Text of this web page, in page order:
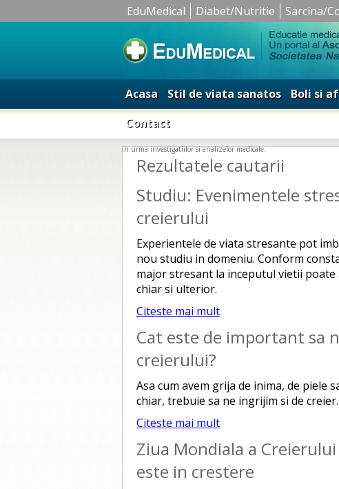
EduMedical Diabet/Nutritie Sarcina/
Acasa Stil de viata sanatos Boli si
Contact
in urma investigatiilor si analizelor medicale.
Rezultatele cautarii
Studiu: Evenimentele
creierului
Experientele de viata stresante pot
nou studiu in domeniu. Conform
major stresant la inceputul vietii
chiar si ulterior.
Citeste mai mult
Cat este de important sa
creierului?
Asa cum avem grija de inima, de piele
chiar, trebuie sa ne ingrijim si de creier.
Citeste mai mult
Ziua Mondiala a
este in crestere